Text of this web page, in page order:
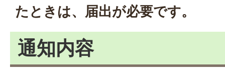
たときは、届出が必要です。
通知内容